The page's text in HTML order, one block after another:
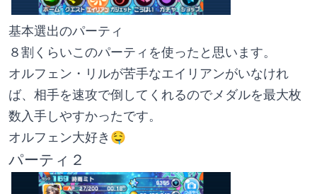
基本選出のパーティ
８割くらいこのパーティを使ったと思います。
オルフェン・リルが苦手なエイリアンがいなけれ
ば、相手を速攻で倒してくれるのでメダルを最大枚
数入手しやすかったです。
オルフェン大好き🤤
パーティ２